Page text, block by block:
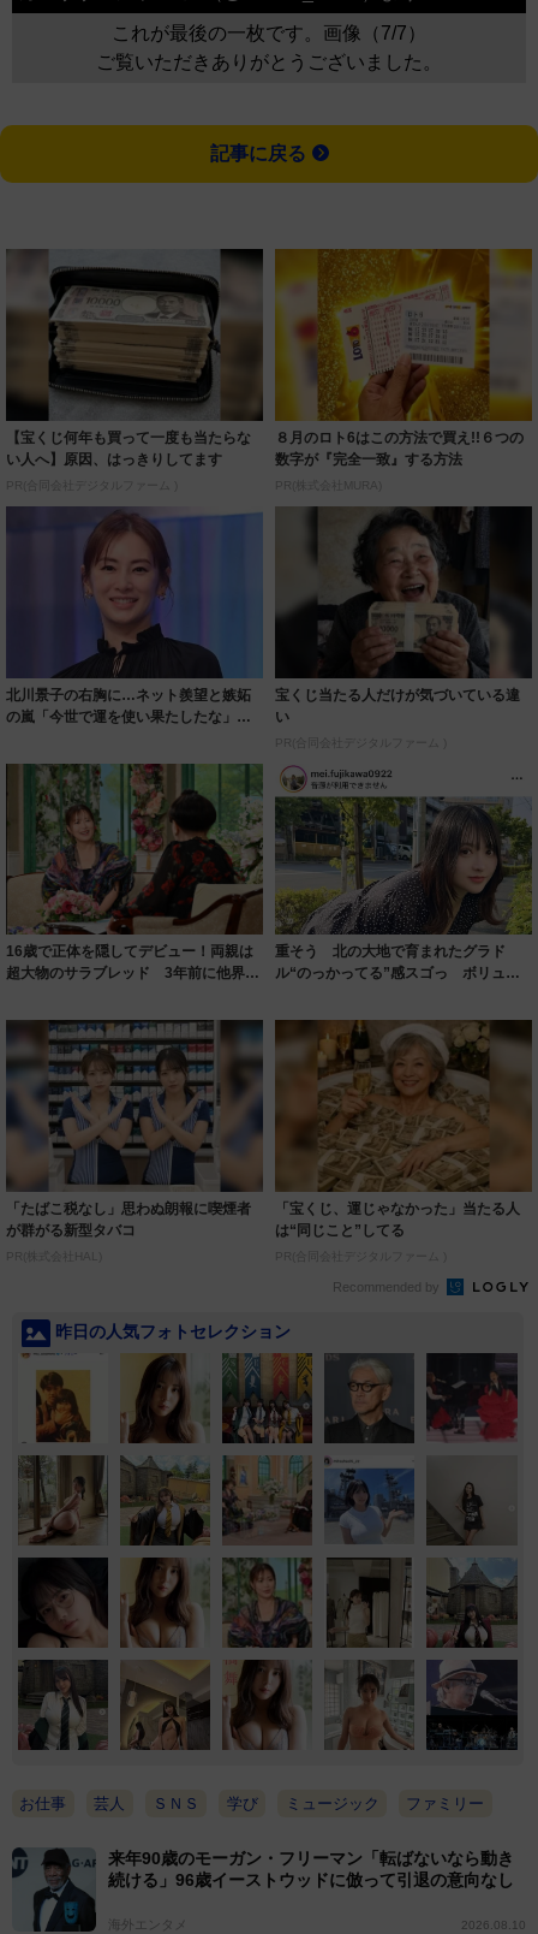
これが最後の一枚です。画像（7/7）
ご覧いただきありがとうございました。
記事に戻る
【宝くじ何年も買って一度も当たらな
い人へ】原因、はっきりしてます
PR(合同会社デジタルファーム )
８月のロト6はこの方法で買え!!６つの
数字が『完全一致』する方法
PR(株式会社MURA)
北川景子の右胸に…ネット羨望と嫉妬
の嵐「今世で運を使い果たしたな」
宝くじ当たる人だけが気づいている違
い
PR(合同会社デジタルファーム )
16歳で正体を隠してデビュー！両親は
超大物のサラブレッド 3年前に他界し
重そう 北の大地で育まれたグラド
ル“のっかってる”感スゴっ ボリュー
「たばこ税なし」思わぬ朗報に喫煙者
が群がる新型タバコ
PR(株式会社HAL)
「宝くじ、運じゃなかった」当たる人
は“同じこと”してる
PR(合同会社デジタルファーム )
Recommended by
昨日の人気フォトセレクション
お仕事 芸人 ＳＮＳ 学び ミュージック ファミリー
来年90歳のモーガン・フリーマン「転ばないなら動き
続ける」96歳イーストウッドに倣って引退の意向なし
海外エンタメ 2026.08.10